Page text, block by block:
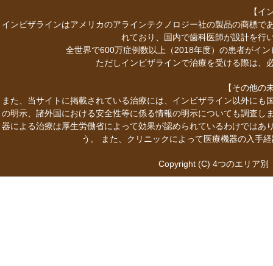
【イ
インビザラインはアメリカのアラインテクノロジー社の製品の商標
れており、国内で歯科医師が設計を行
全世界で600万症例数以上（2018年度）の患者がイ
ただしインビザラインで治療を受ける際は、
【その他の
また、当サイトに掲載されている治療には、インビザライン以外に
の明示、諸外国における安全性等に係る情報の明示についても調査
器による治療は厚生労働省によって効果が認められているわけでは
う。 また、クリニックによって医療機器の入手
Copyright (C) 4つのエリア